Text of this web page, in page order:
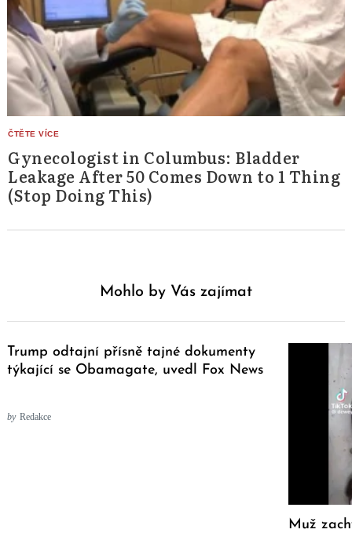
Gynecologist in Columbus: Bladder
Leakage After 50 Comes Down to 1 Thing
(Stop Doing This)
Mohlo by Vás zajímat
Trump odtajní přísně tajné dokumenty
týkající se Obamagate, uvedl Fox News
by Redakce
Muž